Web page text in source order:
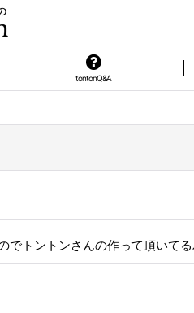
tontonQ&A
トントンさんの作って頂いてる